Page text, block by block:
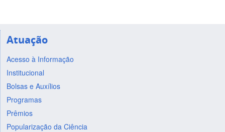
Atuação
Acesso à Informação
Institucional
Bolsas e Auxílios
Programas
Prêmios
Popularização da Ciência